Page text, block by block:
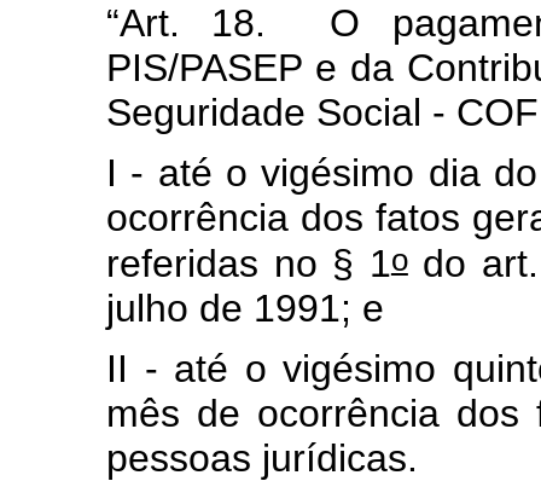
“Art. 18. O
PIS/PASEP e da
Seguridade Social -
I - até o vigésimo dia
ocorrência dos fatos
referidas no § 1odo
julho de 1991; e
II - até o vigésimo
mês de ocorrência dos
pessoas jurídicas.